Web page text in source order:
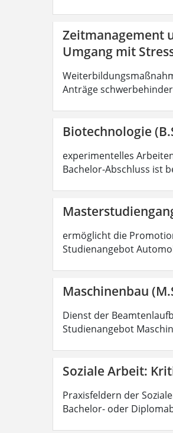
Zeitmanagement
Umgang mit
Anträge
Biotechnologie
experimentelles
Bachelor-Abschluss ist
ermöglicht die
Studienangebot
Maschinenbau
Dienst der
Studienangebot
Soziale Arbeit:
Praxisfeldern der
Bachelor- oder